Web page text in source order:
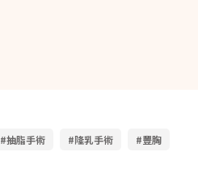
#抽脂手術 #隆乳手術 #豐胸